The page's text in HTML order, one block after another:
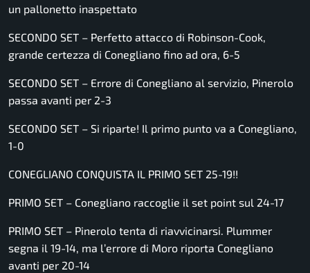
un pallonetto inaspettato
SECONDO SET – Perfetto attacco di Robinson-Cook,
grande certezza di Conegliano fino ad ora, 6-5
SECONDO SET – Errore di Conegliano al servizio, Pinerolo
passa avanti per 2-3
SECONDO SET – Si riparte! Il primo punto va a Conegliano,
1-0
CONEGLIANO CONQUISTA IL PRIMO SET 25-19!!
PRIMO SET – Conegliano raccoglie il set point sul 24-17
PRIMO SET – Pinerolo tenta di riavvicinarsi. Plummer
segna il 19-14, ma l’errore di Moro riporta Conegliano
avanti per 20-14